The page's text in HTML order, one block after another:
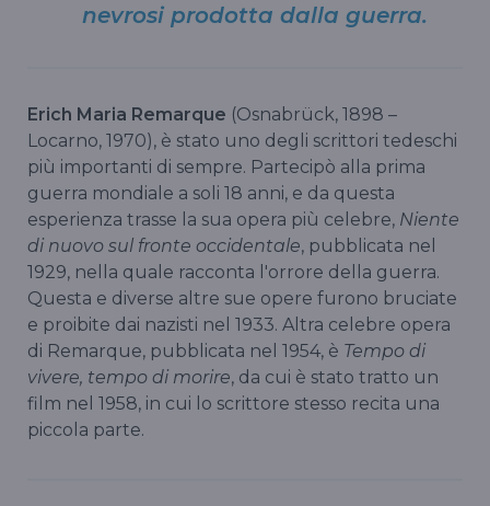
nevrosi prodotta dalla guerra.
Erich Maria Remarque (Osnabrück, 1898 –
Locarno, 1970), è stato uno degli scrittori tedeschi
più importanti di sempre. Partecipò alla prima
guerra mondiale a soli 18 anni, e da questa
esperienza trasse la sua opera più celebre, Niente
di nuovo sul fronte occidentale, pubblicata nel
1929, nella quale racconta l'orrore della guerra.
Questa e diverse altre sue opere furono bruciate
e proibite dai nazisti nel 1933. Altra celebre opera
di Remarque, pubblicata nel 1954, è Tempo di
vivere, tempo di morire, da cui è stato tratto un
film nel 1958, in cui lo scrittore stesso recita una
piccola parte.